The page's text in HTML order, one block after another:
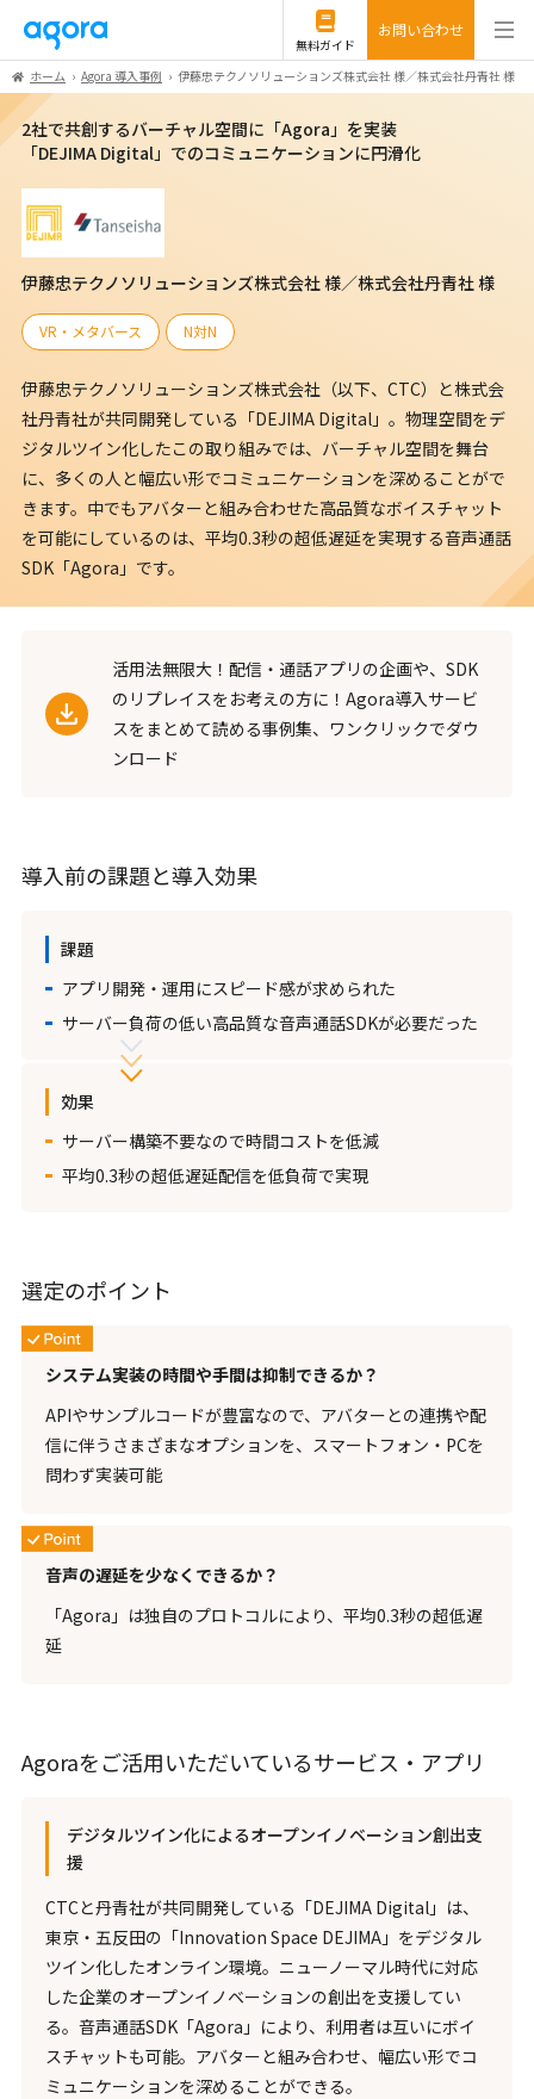
無料ガイド
お問い合わせ
ホーム Agora 導入事例 伊藤忠テクノソリューションズ株式会社 様／株式会社丹青社 様
2社で共創するバーチャル空間に「Agora」を実装
「DEJIMA Digital」でのコミュニケーションに円滑化
伊藤忠テクノソリューションズ株式会社 様／株式会社丹青社 様
VR・メタバース N対N
伊藤忠テクノソリューションズ株式会社（以下、CTC）と株式会
社丹青社が共同開発している「DEJIMA Digital」。物理空間をデ
ジタルツイン化したこの取り組みでは、バーチャル空間を舞台
に、多くの人と幅広い形でコミュニケーションを深めることがで
きます。中でもアバターと組み合わせた高品質なボイスチャット
を可能にしているのは、平均0.3秒の超低遅延を実現する音声通話
SDK「Agora」です。
活用法無限大！配信・通話アプリの企画や、SDK
のリプレイスをお考えの方に！Agora導入サービ
スをまとめて読める事例集、ワンクリックでダウ
ンロード
導入前の課題と導入効果
課題
アプリ開発・運用にスピード感が求められた
サーバー負荷の低い高品質な音声通話SDKが必要だった
効果
サーバー構築不要なので時間コストを低減
平均0.3秒の超低遅延配信を低負荷で実現
選定のポイント
システム実装の時間や手間は抑制できるか？
APIやサンプルコードが豊富なので、アバターとの連携や配
信に伴うさまざまなオプションを、スマートフォン・PCを
問わず実装可能
音声の遅延を少なくできるか？
「Agora」は独自のプロトコルにより、平均0.3秒の超低遅
延
Agoraをご活用いただいているサービス・アプリ
デジタルツイン化によるオープンイノベーション創出支
援
CTCと丹青社が共同開発している「DEJIMA Digital」は、
東京・五反田の「Innovation Space DEJIMA」をデジタル
ツイン化したオンライン環境。ニューノーマル時代に対応
した企業のオープンイノベーションの創出を支援してい
る。音声通話SDK「Agora」により、利用者は互いにボイ
スチャットも可能。アバターと組み合わせ、幅広い形でコ
ミュニケーションを深めることができる。